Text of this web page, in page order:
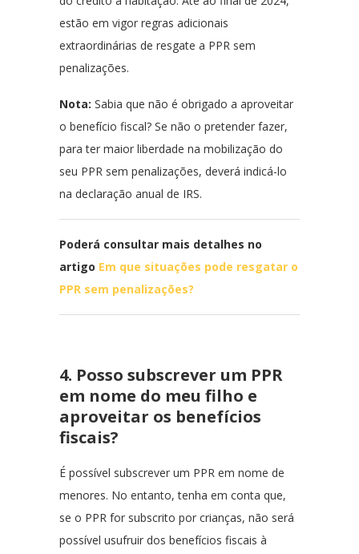
estão em vigor regras adicionais
extraordinárias de resgate a PPR sem
penalizações.
Nota: Sabia que não é obrigado a aproveitar
o benefício fiscal? Se não o pretender fazer,
para ter maior liberdade na mobilização do
seu PPR sem penalizações, deverá indicá-lo
na declaração anual de IRS.
Poderá consultar mais detalhes no
artigo Em que situações pode resgatar o
PPR sem penalizações?
4. Posso subscrever um PPR
em nome do meu filho e
aproveitar os benefícios
fiscais?
É possível subscrever um PPR em nome de
menores. No entanto, tenha em conta que,
se o PPR for subscrito por crianças, não será
possível usufruir dos benefícios fiscais à